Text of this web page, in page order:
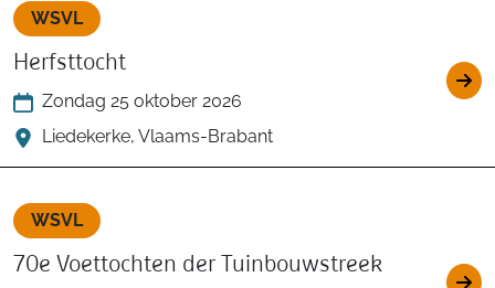
WSVL
Herfsttocht
Zondag 25 oktober 2026
Liedekerke, Vlaams-Brabant
WSVL
70e Voettochten der Tuinbouwstreek